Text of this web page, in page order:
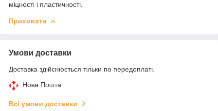
міцності і пластичності.
Приховати
Умови доставки
Доставка здійснюється тільки по передоплаті.
Нова Пошта
Всі умови доставки